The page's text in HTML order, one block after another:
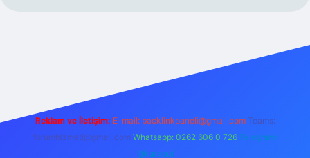
Reklam ve İletişim: E-mail: backlinkpaneli@gmail.com Teams:
forumhizmeti@gmail.com Whatsapp: 0262 606 0 726 Telegram:
@karabul